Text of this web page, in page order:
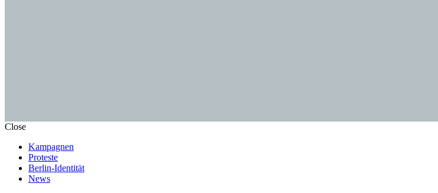
Close
Kampagnen
Proteste
Berlin-Identität
News